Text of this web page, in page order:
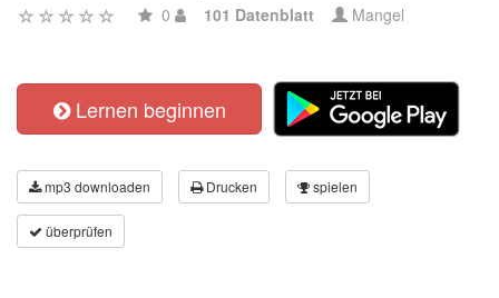
0 101 Datenblatt Mangel
Lernen beginnen
mp3 downloaden Drucken spielen
überprüfen